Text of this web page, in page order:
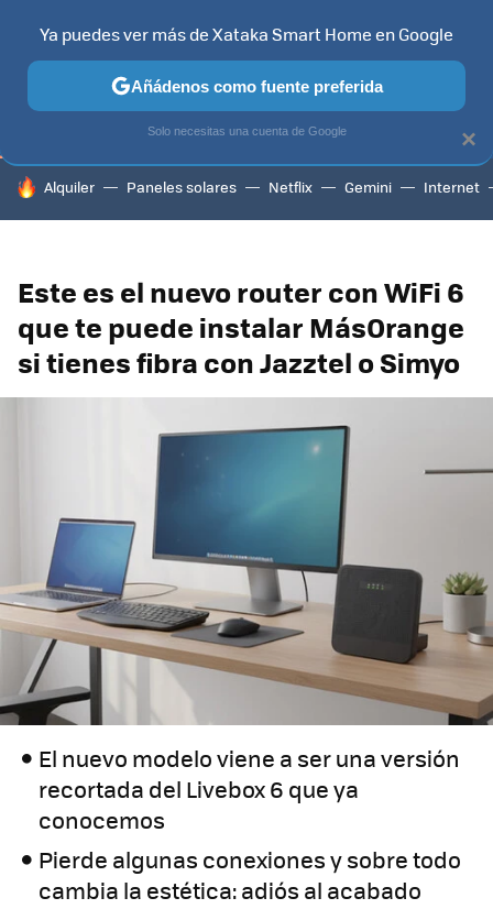
TELEVISORES CONTENIDOS SMART TV SELECCIÓN
HOY SE HABLA DE
Alquiler Paneles solares Netflix Gemini Internet
Este es el nuevo router con WiFi 6
que te puede instalar MásOrange
si tienes fibra con Jazztel o Simyo
El nuevo modelo viene a ser una versión
recortada del Livebox 6 que ya
conocemos
Pierde algunas conexiones y sobre todo
cambia la estética: adiós al acabado
×
Ya puedes ver más de Xataka Smart Home en Google
Añádenos como fuente preferida
Solo necesitas una cuenta de Google